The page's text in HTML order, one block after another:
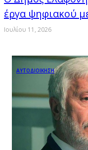
έργα ψηφιακού
Ιουλίου 11, 2026
ΑΥΤΟΔΙΟΙΚΗΣΗ